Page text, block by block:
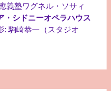
義塾ワグネル・ソサィ
・シドニーオペラハウス
: 駒崎恭一（スタジオ